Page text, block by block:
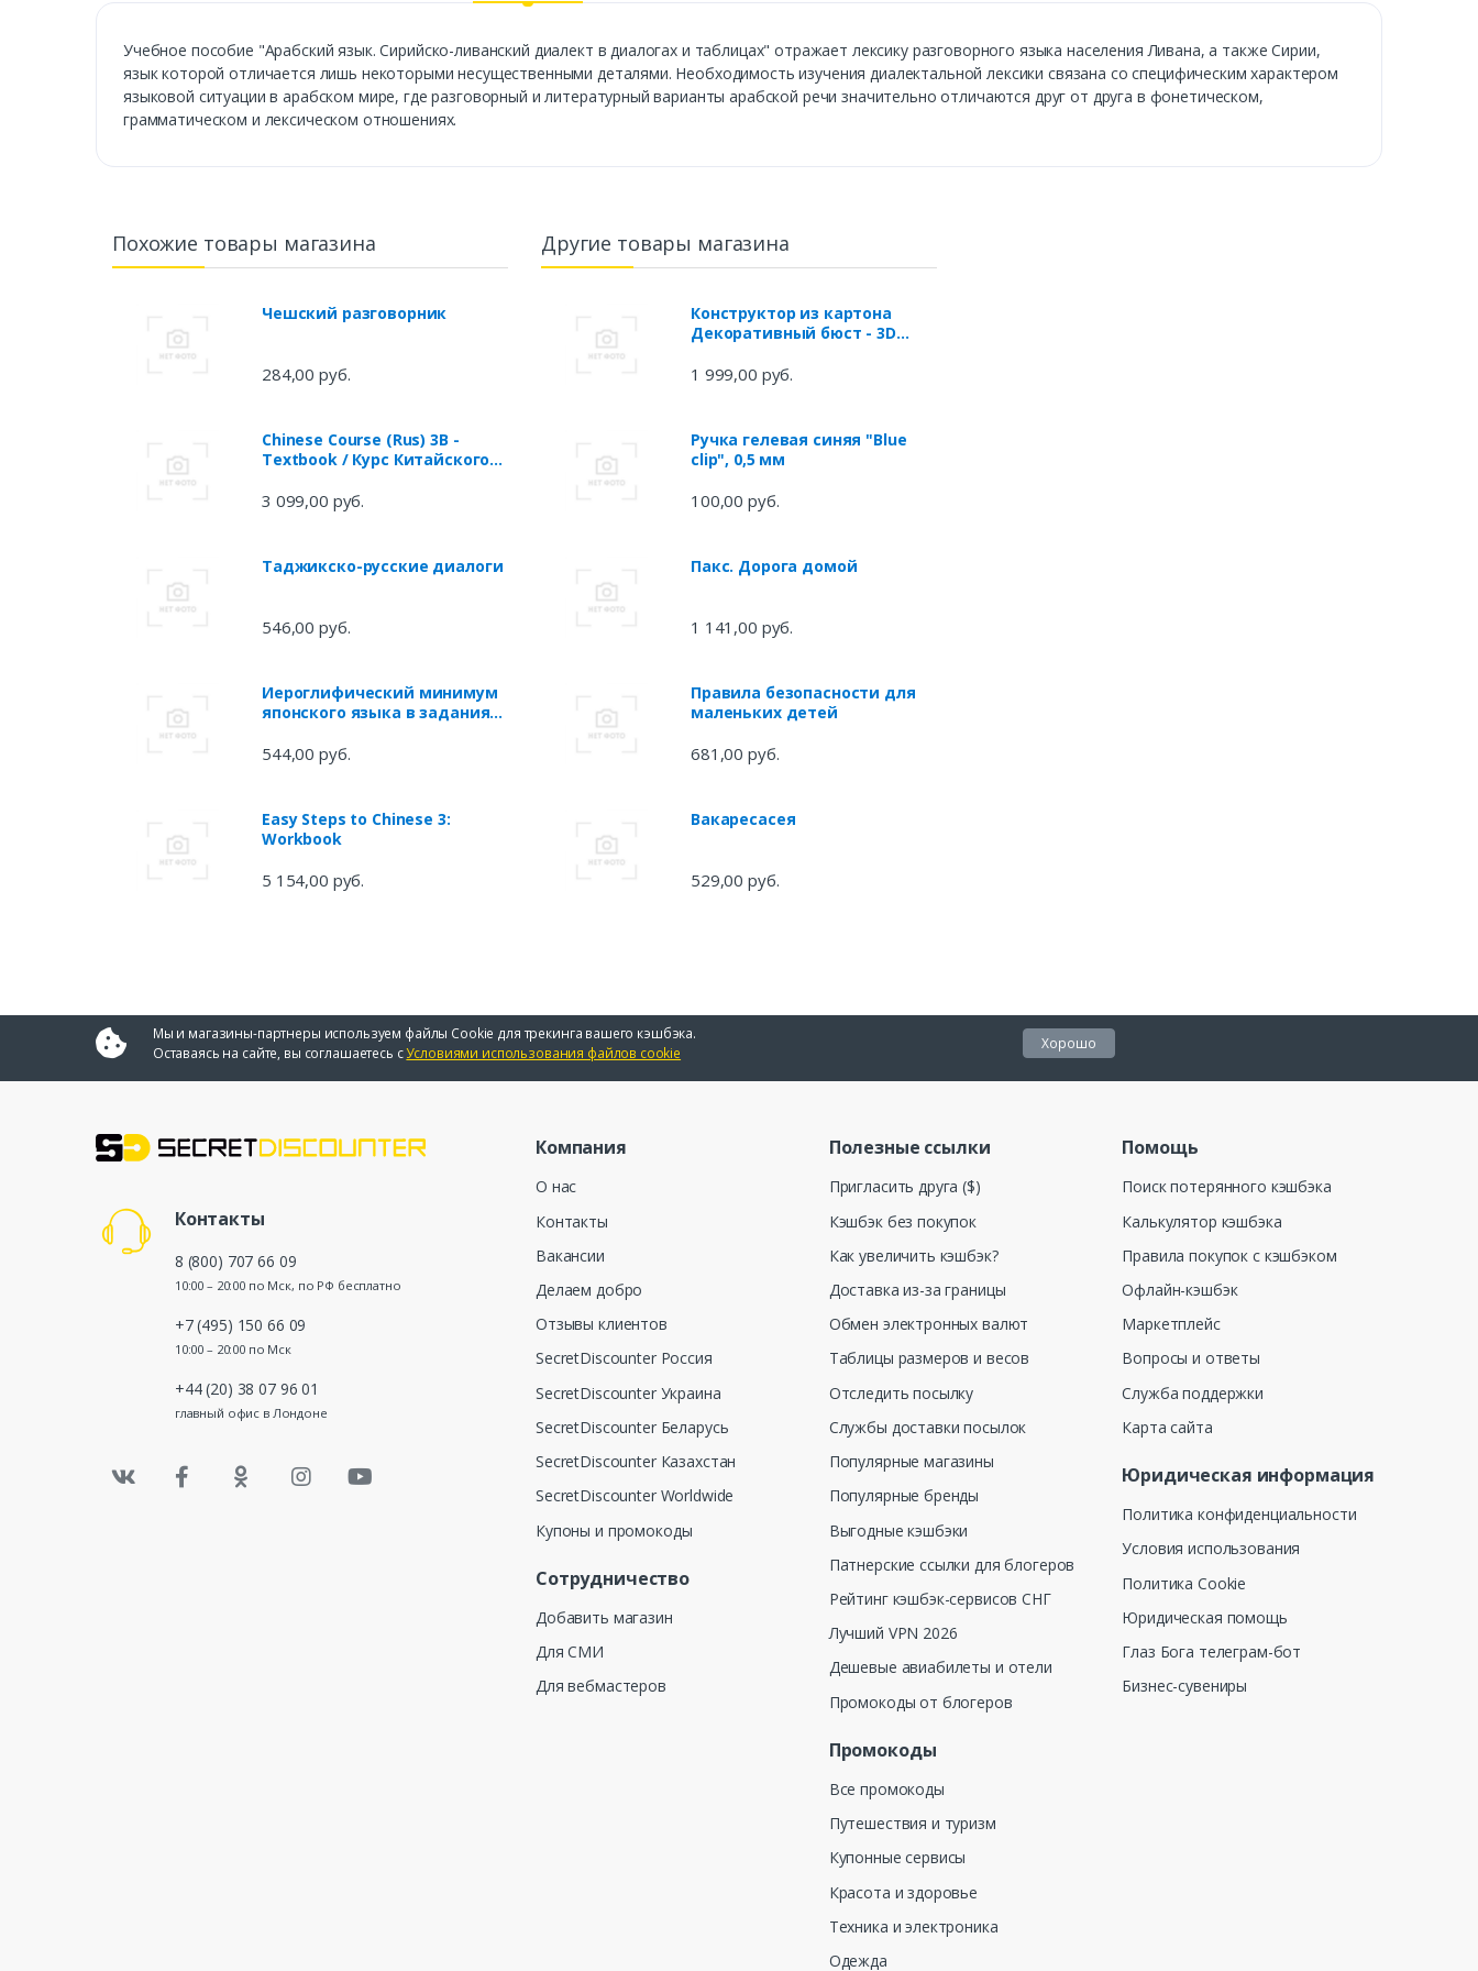
Учебное пособие "Арабский язык. Сирийско-ливанский диалект в диалогах и таблицах" отражает лексику разговорного языка населения Ливана, а также Сирии,
язык которой отличается лишь некоторыми несущественными деталями. Необходимость изучения диалектальной лексики связана со специфическим характером
языковой ситуации в арабском мире, где разговорный и литературный варианты арабской речи значительно отличаются друг от друга в фонетическом,
грамматическом и лексическом отношениях.
Похожие товары магазина
Чешский разговорник
284,00 руб.
Chinese Course (Rus) 3B -
Textbook / Курс Китайского
3 099,00 руб.
Таджикско-русские диалоги
546,00 руб.
Иероглифический минимум
японского языка в заданиях
пособие
544,00 руб.
Easy Steps to Chinese 3:
Workbook
5 154,00 руб.
Другие товары магазина
Конструктор из картона
Декоративный бюст - 3D
1 999,00 руб.
Ручка гелевая синяя "Blue
clip", 0,5 мм
100,00 руб.
Пакс. Дорога домой
1 141,00 руб.
Правила безопасности для
маленьких детей
681,00 руб.
Вакаресасея
529,00 руб.
Мы и магазины-партнеры используем файлы Cookie для трекинга вашего кэшбэка.
Оставаясь на сайте, вы соглашаетесь сУсловиями использования файлов cookie
Хорошо
Контакты
8 (800) 707 66 09
10:00 – 20:00 по Мск, по РФ бесплатно
+7 (495) 150 66 09
10:00 – 20:00 по Мск
+44 (20) 38 07 96 01
главный офис в Лондоне
Компания
О нас
Контакты
Вакансии
Делаем добро
Отзывы клиентов
SecretDiscounter Россия
SecretDiscounter Украина
SecretDiscounter Беларусь
SecretDiscounter Казахстан
SecretDiscounter Worldwide
Купоны и промокоды
Сотрудничество
Добавить магазин
Для СМИ
Для вебмастеров
Полезные ссылки
Пригласить друга ($)
Кэшбэк без покупок
Как увеличить кэшбэк?
Доставка из-за границы
Обмен электронных валют
Таблицы размеров и весов
Отследить посылку
Службы доставки посылок
Популярные магазины
Популярные бренды
Выгодные кэшбэки
Патнерские ссылки для блогеров
Рейтинг кэшбэк-сервисов СНГ
Лучший VPN 2026
Дешевые авиабилеты и отели
Промокоды от блогеров
Промокоды
Все промокоды
Путешествия и туризм
Купонные сервисы
Красота и здоровье
Техника и электроника
Одежда
Помощь
Поиск потерянного кэшбэка
Калькулятор кэшбэка
Правила покупок с кэшбэком
Офлайн-кэшбэк
Маркетплейс
Вопросы и ответы
Служба поддержки
Карта сайта
Юридическая информация
Политика конфиденциальности
Условия использования
Политика Cookie
Юридическая помощь
Глаз Бога телеграм-бот
Бизнес-сувениры